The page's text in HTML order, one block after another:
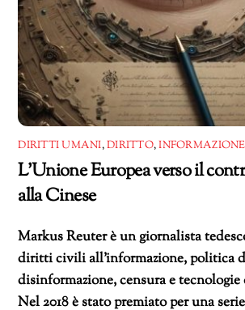
DIRITTI UMANI,DIRITTO,INFORMAZIONE
L’Unione Europea verso il
alla Cinese
Markus Reuter è un giornalista
diritti civili all’informazione, politica
disinformazione, censura e tecnologie
Nel 2018 è stato premiato per una